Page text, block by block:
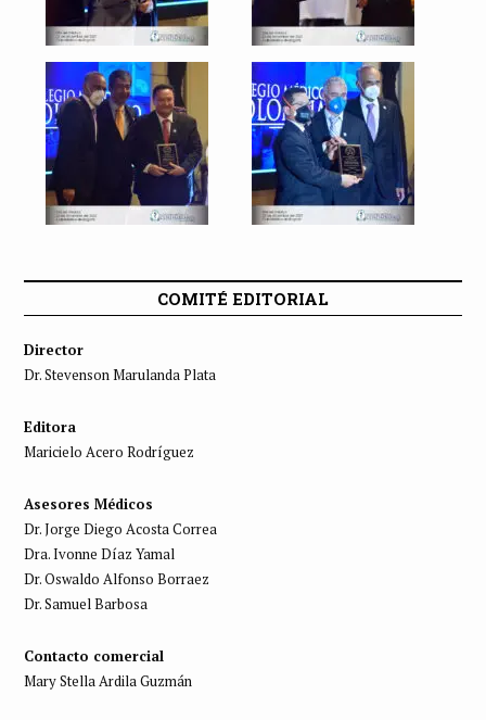
COMITÉ EDITORIAL
Director
Dr. Stevenson Marulanda Plata
Editora
Maricielo Acero Rodríguez
Asesores Médicos
Dr. Jorge Diego Acosta Correa
Dra. Ivonne Díaz Yamal
Dr. Oswaldo Alfonso Borraez
Dr. Samuel Barbosa
Contacto comercial
Mary Stella Ardila Guzmán